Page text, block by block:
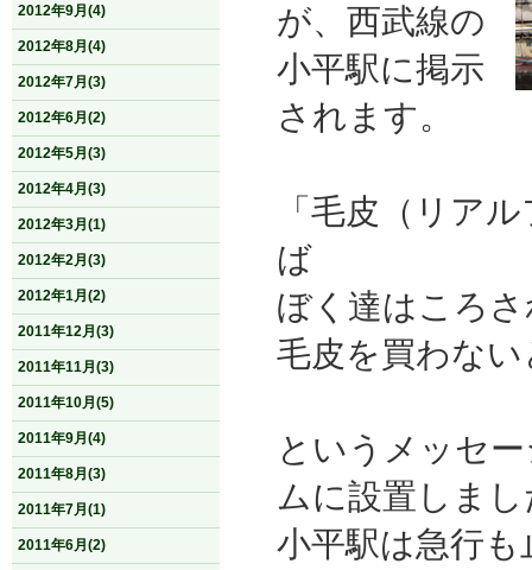
が、 西武線の
小平駅に掲示
されます。
「毛皮（リア
ば
ぼく達はころ
毛皮を買わな
というメッセ
ムに設置しまし
小平駅は急行
2012年9月(4)
2012年8月(4)
2012年7月(3)
2012年6月(2)
2012年5月(3)
2012年4月(3)
2012年3月(1)
2012年2月(3)
2012年1月(2)
2011年12月(3)
2011年11月(3)
2011年10月(5)
2011年9月(4)
2011年8月(3)
2011年7月(1)
2011年6月(2)